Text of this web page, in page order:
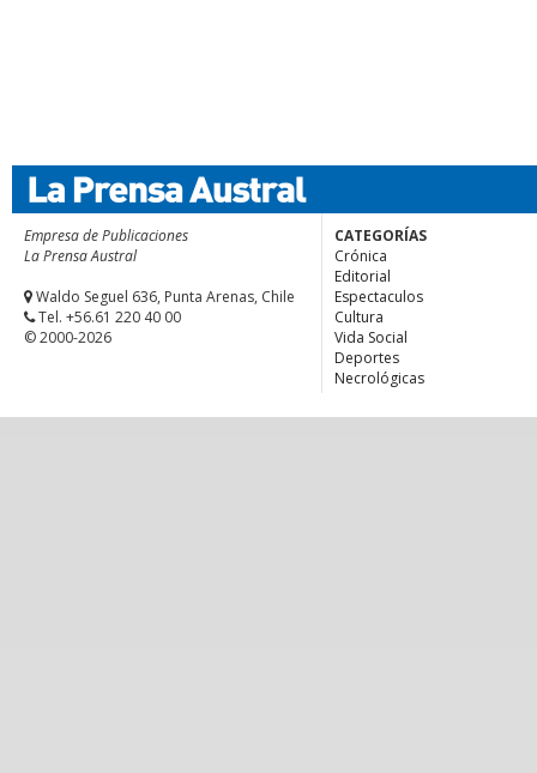
Empresa de Publicaciones
La Prensa Austral
Waldo Seguel 636, Punta Arenas, Chile
Tel. +56.61 220 40 00
© 2000-2026
CATEGORÍAS
Crónica
Editorial
Espectaculos
Cultura
Vida Social
Deportes
Necrológicas